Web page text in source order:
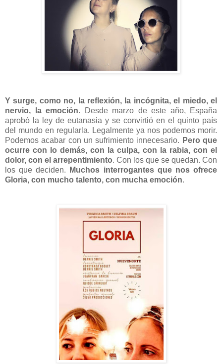
Y surge, como no, la reflexión, la incógnita, el miedo, el
nervio, la emoción. Desde marzo de este año, España
aprobó la ley de eutanasia y se convirtió en el quinto país
del mundo en regularla. Legalmente ya nos podemos morir.
Podemos acabar con un sufrimiento innecesario. Pero que
ocurre con lo demás, con la culpa, con la rabia, con el
dolor, con el arrepentimiento. Con los que se quedan. Con
los que deciden.
Muchos interrogantes que nos ofrece
Gloria, con mucho talento, con mucha emoción.